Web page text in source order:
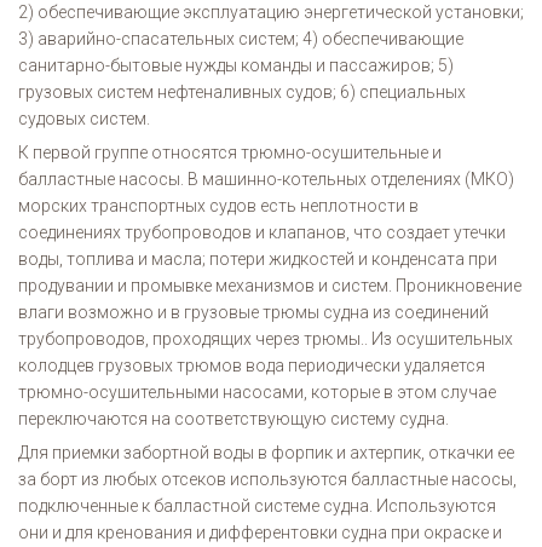
2) обеспечивающие эксплуатацию энергетической установки;
3) аварийно-спасательных систем; 4) обеспечивающие
санитарно-бытовые нужды команды и пассажиров; 5)
грузовых систем нефтеналивных судов; 6) специальных
судовых систем.
К первой группе относятся трюмно-осушительные и
балластные насосы. В машинно-котельных отделениях (МКО)
морских транспортных судов есть неплотности в
соединениях трубопроводов и клапанов, что создает утечки
воды, топлива и масла; потери жидкостей и конденсата при
продувании и промывке механизмов и систем. Проникновение
влаги возможно и в грузовые трюмы судна из соединений
трубопроводов, проходящих через трюмы.. Из осушительных
колодцев грузовых трюмов вода периодически удаляется
трюмно-осушительными насосами, которые в этом случае
переключаются на соответствующую систему судна.
Для приемки забортной воды в форпик и ахтерпик, откачки ее
за борт из любых отсеков используются балластные насосы,
подключенные к балластной системе судна. Используются
они и для кренования и дифферентовки судна при окраске и